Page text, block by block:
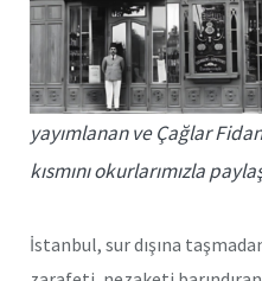
yayımlanan ve Çağlar
kısmını okurlarımızla
İstanbul, sur dışına